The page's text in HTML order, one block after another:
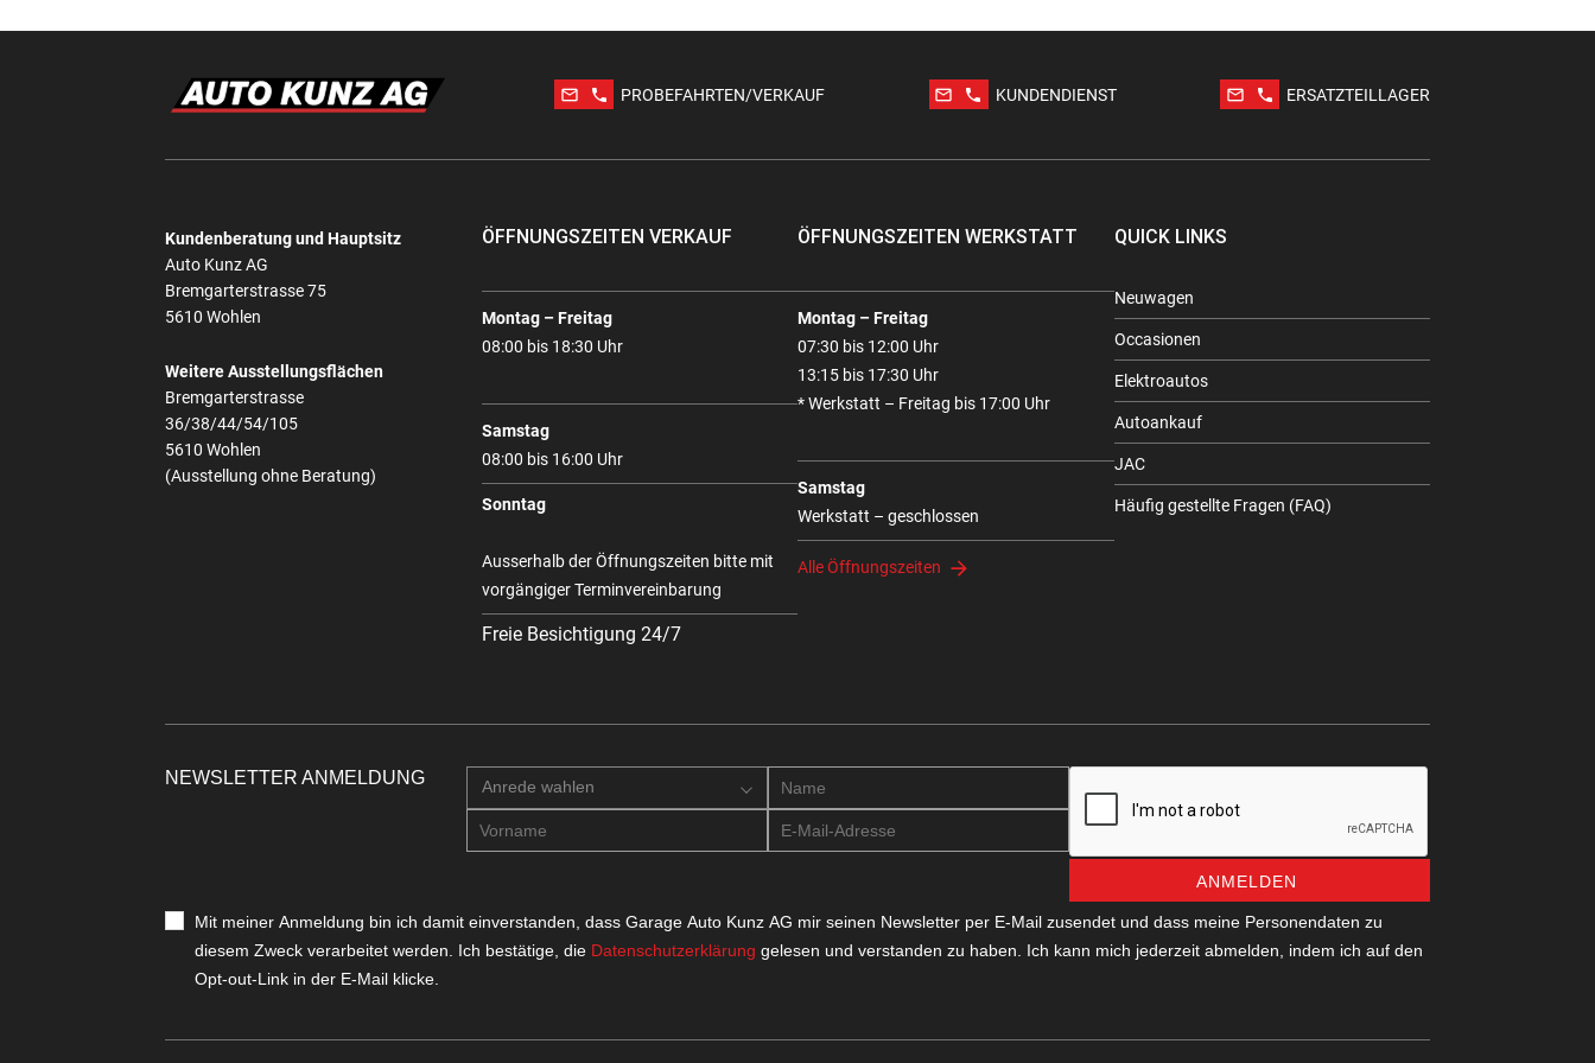
mail_outline phone PROBEFAHRTEN/VERKAUF mail_outline phone KUNDENDIENST mail_outline phone ERSATZTEILLAGER
Kundenberatung und Hauptsitz
Auto Kunz AG
Bremgarterstrasse 75
5610 Wohlen
Weitere Ausstellungsflächen
Bremgarterstrasse
36/38/44/54/105
5610 Wohlen
(Ausstellung ohne Beratung)
ÖFFNUNGSZEITEN VERKAUF
Montag – Freitag
08:00 bis 18:30 Uhr
Samstag
08:00 bis 16:00 Uhr
Sonntag
Ausserhalb der Öffnungszeiten bitte mit
vorgängiger Terminvereinbarung
Freie Besichtigung 24/7
ÖFFNUNGSZEITEN WERKSTATT
Montag – Freitag
07:30 bis 12:00 Uhr
13:15 bis 17:30 Uhr
* Werkstatt – Freitag bis 17:00 Uhr
Samstag
Werkstatt – geschlossen
Alle Öffnungszeiten
QUICK LINKS
Neuwagen
Occasionen
Elektroautos
Autoankauf
JAC
Häufig gestellte Fragen (FAQ)
NEWSLETTER ANMELDUNG Anrede wahlen
ANMELDEN
Mit meiner Anmeldung bin ich damit einverstanden, dass Garage Auto Kunz AG mir seinen Newsletter per E-Mail zusendet und dass meine Personendaten zu
diesem Zweck verarbeitet werden. Ich bestätige, die Datenschutzerklärung gelesen und verstanden zu haben. Ich kann mich jederzeit abmelden, indem ich auf den
Opt-out-Link in der E-Mail klicke.